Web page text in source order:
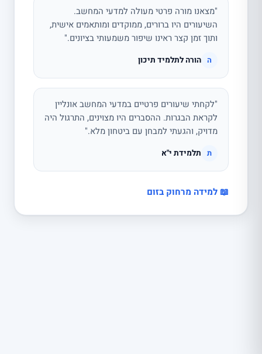
"מצאנו מורה פרטי מעולה למדעי המחשב.
השיעורים היו ברורים, ממוקדים ומותאמים אישית,
ותוך זמן קצר ראינו שיפור משמעותי בציונים."
ה הורה לתלמיד תיכון
"לקחתי שיעורים פרטיים במדעי המחשב אונליין
לקראת הבגרות. ההסברים היו מצוינים, התרגול היה
מדויק, והגעתי למבחן עם ביטחון מלא."
ת תלמידת י"א
📖 למידה מרחוק בזום